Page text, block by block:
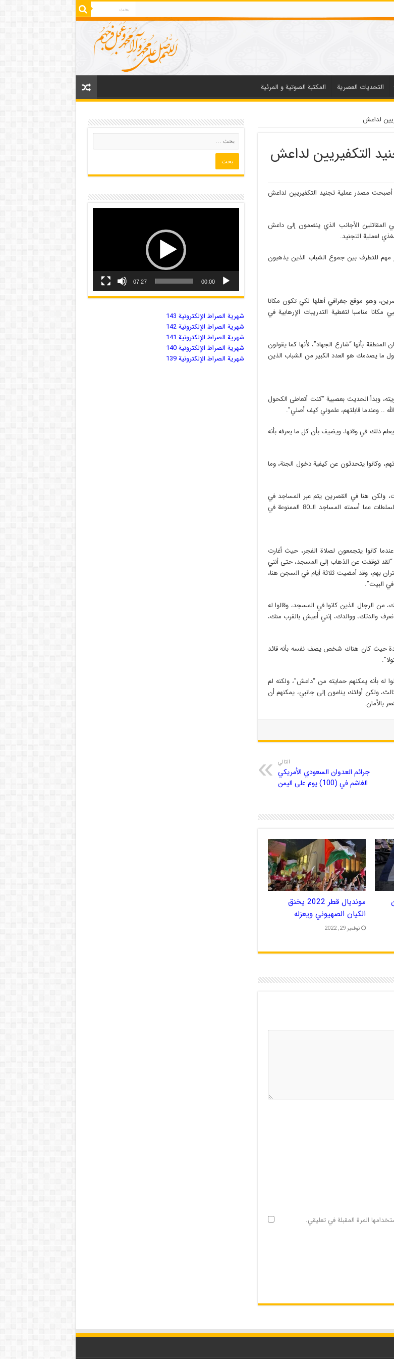
التحديات العصرية المكتبة الصوتية و المرئية
لداعش
التكفيريين لداعش
التي تبعد عن الحدود الجزائرية 30 كيلومترا، أصبحت مصدر عملية تجنيد التكفيريين لداعش
المقاتلين الأجانب الذي ينضمون إلى داعش
لعملية التجنيد.
مهم للتطرف بين جموع الشباب الذين يذهبون
القصرين، وهو موقع جغرافي أهلها لكي تكون مكانا
مكانا مناسبا لتغطية التدريبات الإرهابية في
بأنها “شارع الجهاد”، لأنها كما يقولون
ما يصدمك هو العدد الكبير من الشباب الذين
وبدأ الحديث بعصبية “كنت أتعاطى الكحول
.. وعندما قابلتهم، علموني كيف أصلي”.
ذلك في وقتها، ويضيف بأن كل ما يعرفه بأنه
وكانوا يتحدثون عن كيفية دخول الجنة، وما
ولكن هنا في القصرين يتم عبر المساجد في
الأحياء، وبعد الهجوم المميت على السياح في متنجع سوسة، أعلنت السلطات عما أسمته المساجد الـ80 الممنوعة في
كانوا يتجمعون لصلاة الفجر، حيث أغارت
توقفت عن الذهاب إلى المسجد، حتى أنني
بهم، وقد أمضيت ثلاثة أيام في السجن هنا،
البيت”.
الرجال الذين كانوا في المسجد، وقالوا له
نعرف والدتك، ووالدك، إنني أعيش بالقرب منك،
حيث كان هناك شخص يصف نفسه بأنه قائد
له بأنه يمكنهم حمايته من “داعش”، ولكنه لم
ولكن أولئك ينامون إلى جانبي، يمكنهم أن
بالأمان.
التالي
جرائم العدوان السعودي الأمريكي
الغاشم في (100) يوم على اليمن
مونديال قطر 2022 يخنق
الكيان الصهيوني ويعزله
نوفمبر 29, 2022
المرة المقبلة في تعليقي.
00:00
07:27
شهریة الصراط الإلكترونية 143
شهریة الصراط الإلكترونية 142
شهریة الصراط الإلكترونية 141
شهریة الصراط الإلكترونية 140
شهریة الصراط الإلكترونية 139